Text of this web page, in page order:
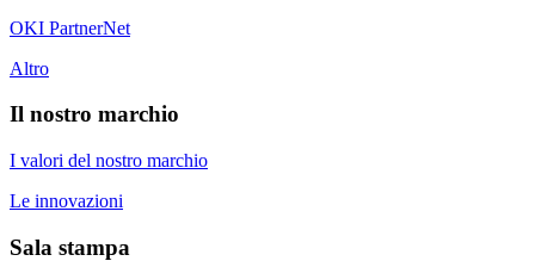
OKI PartnerNet
Altro
Il nostro marchio
I valori del nostro marchio
Le innovazioni
Sala stampa